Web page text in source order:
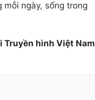
mỗi ngày, sống trong
Truyền hình Việt Nam